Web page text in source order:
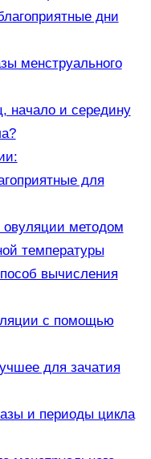
дни
менструального
начало и середину
для
методом
температуры
вычисления
с помощью
для зачатия
и периоды цикла